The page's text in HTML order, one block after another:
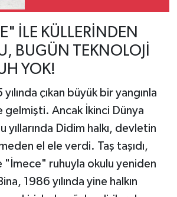
İLE KÜLLERİNDEN
BUGÜN TEKNOLOJİ
YOK!
çıkan büyük bir yangınla
gelmişti. Ancak İkinci Dünya
yıllarında Didim halkı, devletin
el ele verdi. Taş taşıdı,
"İmece" ruhuyla okulu yeniden
1986 yılında yine halkın